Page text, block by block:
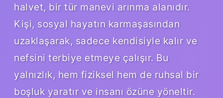
halvet, bir tür manevi arınma alanıdır.
Kişi, sosyal hayatın karmaşasından
uzaklaşarak, sadece kendisiyle kalır ve
nefsini terbiye etmeye çalışır. Bu
yalnızlık, hem fiziksel hem de ruhsal bir
boşluk yaratır ve insanı özüne yöneltir.